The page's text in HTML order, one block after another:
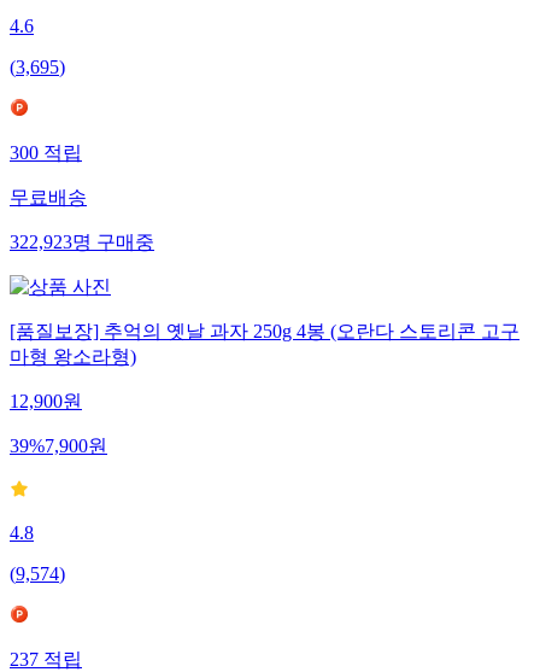
4.6
(3,695)
300 적립
무료배송
322,923명 구매중
[품질보장] 추억의 옛날 과자 250g 4봉 (오란다 스토리콘 고구
마형 왕소라형)
12,900원
39%7,900원
4.8
(9,574)
237 적립